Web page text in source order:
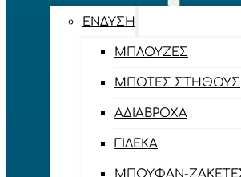
ΈΝΔΥΣΗ
ΜΠΛΟΎΖΕΣ
ΜΠΌΤΕΣ ΣΤΉΘΟΥΣ
ΑΔΙΆΒΡΟΧΑ
ΓΙΛΈΚΑ
ΜΠΟΥΦΆΝ-